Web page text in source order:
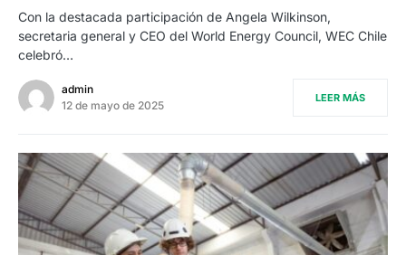
Con la destacada participación de Angela Wilkinson,
secretaria general y CEO del World Energy Council, WEC Chile
celebró…
admin
12 de mayo de 2025
LEER MÁS